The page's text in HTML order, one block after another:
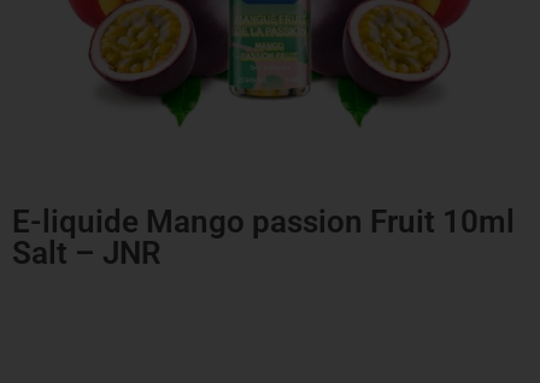
E-liquide Mango passion Fruit 10ml
Salt – JNR